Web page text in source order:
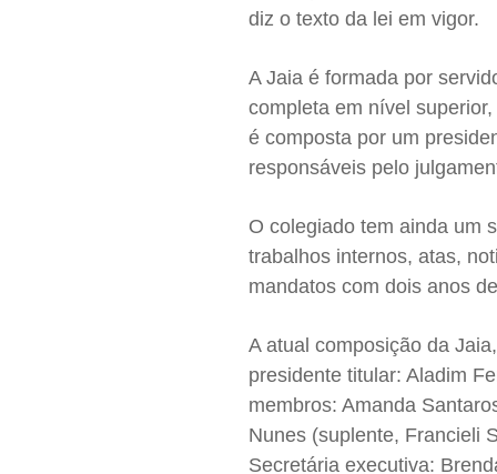
diz o texto da lei em vigor.
A Jaia é formada por
completa em nível
é composta por um
responsáveis pelo
O colegiado tem ainda um
trabalhos internos, atas,
mandatos com dois anos
A atual composição da
presidente titular: Aladim
membros: Amanda
Nunes (suplente, Francieli
Secretária executiva: